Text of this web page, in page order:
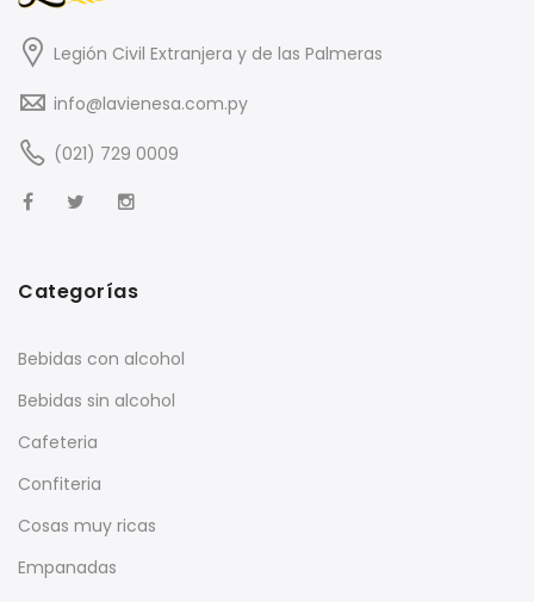
Legión Civil Extranjera y de las Palmeras
info@lavienesa.com.py
(021) 729 0009
Categorías
Bebidas con alcohol
Bebidas sin alcohol
Cafeteria
Confiteria
Cosas muy ricas
Empanadas